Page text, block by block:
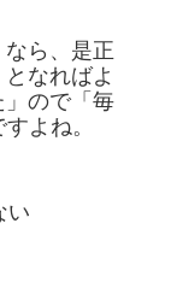
ら、是正
なればよ
ので「毎
よね。
い